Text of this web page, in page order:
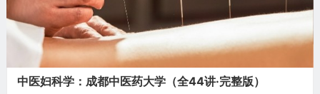
中医妇科学：成都中医药大学（全44讲·完整版）